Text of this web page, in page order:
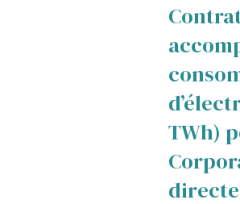
TWh)
directe